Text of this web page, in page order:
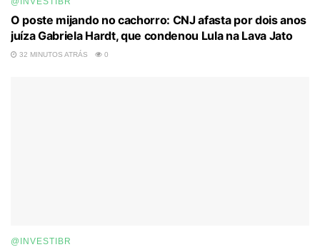
O poste mijando no cachorro: CNJ afasta por dois anos
juíza Gabriela Hardt, que condenou Lula na Lava Jato
32 MINUTOS ATRÁS 0
@INVESTIBR